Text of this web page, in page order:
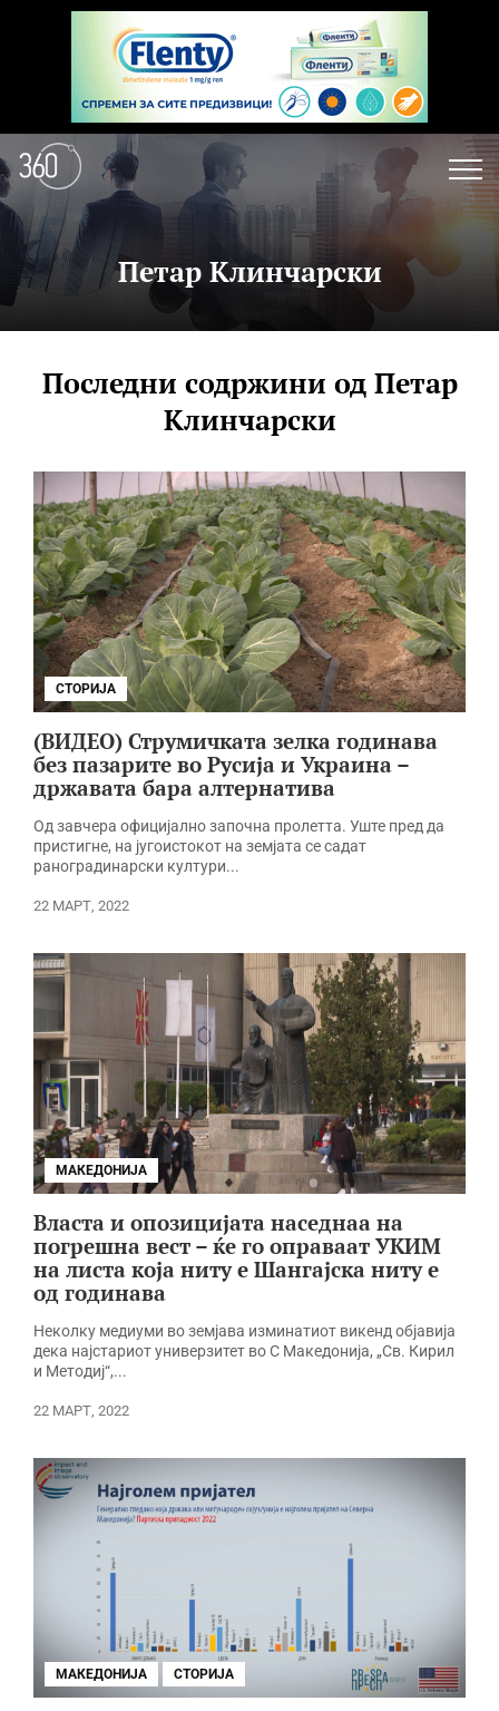
Петар Клинчарски
Последни содржини од Петар
Клинчарски
СТОРИЈА
(ВИДЕО) Струмичката зелка годинава
без пазарите во Русија и Украина –
државата бара алтернатива
Од завчера официјално започна пролетта. Уште пред да
пристигне, на југоистокот на земјата се садат
раноградинарски култури...
22 МАРТ, 2022
МАКЕДОНИЈА
Власта и опозицијата наседнаа на
погрешна вест – ќе го оправаат УКИМ
на листа која ниту е Шангајска ниту е
од годинава
Неколку медиуми во земјава изминатиот викенд објавија
дека најстариот универзитет во С Македонија, „Св. Кирил
и Методиј“,...
22 МАРТ, 2022
МАКЕДОНИЈА СТОРИЈА